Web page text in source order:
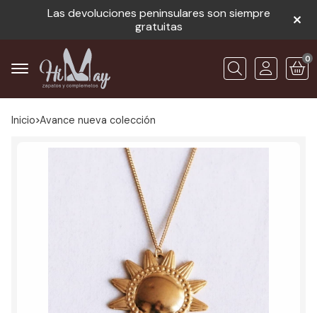
Las devoluciones peninsulares son siempre
gratuitas
Buscar
0
Inicio avance nueva colección